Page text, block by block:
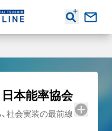
本能率協会
社会実装の最前線